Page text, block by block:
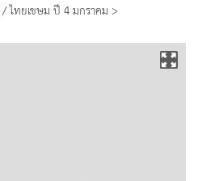
/ ไทยเขษม ปี 4 มกราคม >